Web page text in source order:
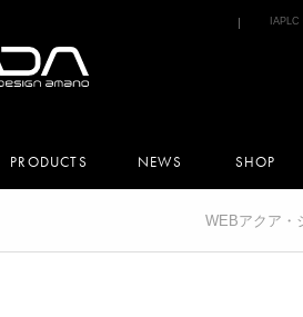
PRODUCTS NEWS SHOP
WEBアクア・